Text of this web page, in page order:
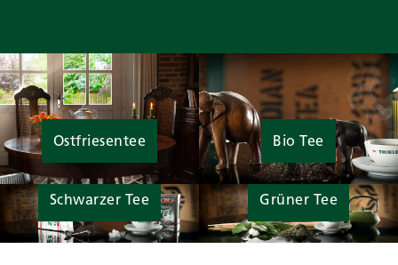
Ostfriesentee Bio Tee
Schwarzer Tee Grüner Tee